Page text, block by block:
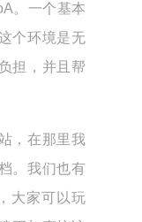
。一个基本
个环境是无
担，并且帮
，在那里我
。我们也有
大家可以玩